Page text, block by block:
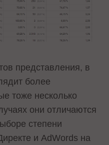
представления, в
более
тоже несколько
они отличаются
степени
и AdWords на